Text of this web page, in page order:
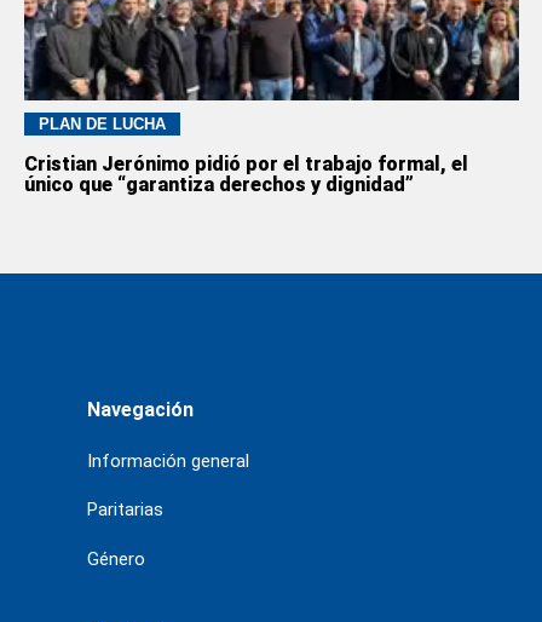
PLAN DE LUCHA
Cristian Jerónimo pidió por el trabajo formal, el
único que “garantiza derechos y dignidad”
Navegación
Información general
Paritarias
Género